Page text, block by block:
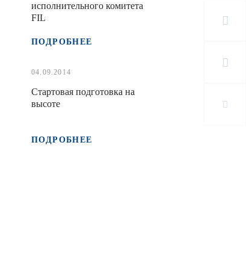
исполнительного комитета
FIL
ПОДРОБНЕЕ
04.09.2014
Стартовая подготовка на
высоте
ПОДРОБНЕЕ